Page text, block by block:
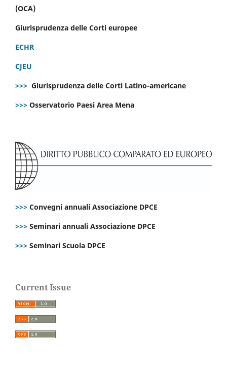
(OCA)
Giurisprudenza delle Corti europee
ECHR
CJEU
>>> Giurisprudenza delle Corti Latino-americane
>>> Osservatorio Paesi Area Mena
>>> Convegni annuali Associazione DPCE
>>> Seminari annuali Associazione DPCE
>>> Seminari Scuola DPCE
Current Issue